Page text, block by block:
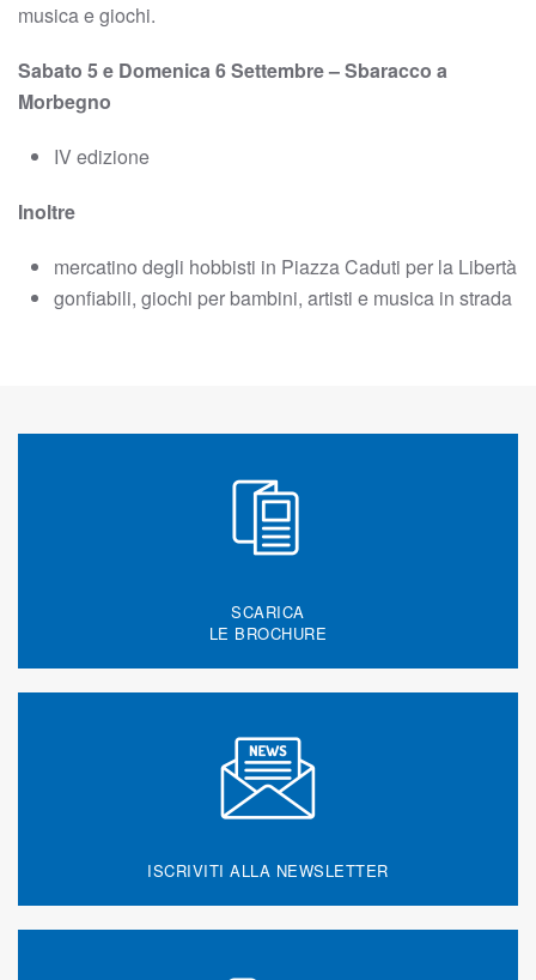
musica e giochi.
Sabato 5 e Domenica 6 Settembre – Sbaracco a
Morbegno
IV edizione
Inoltre
mercatino degli hobbisti in Piazza Caduti per la Libertà
gonfiabili, giochi per bambini, artisti e musica in strada
SCARICA
LE BROCHURE
ISCRIVITI ALLA NEWSLETTER